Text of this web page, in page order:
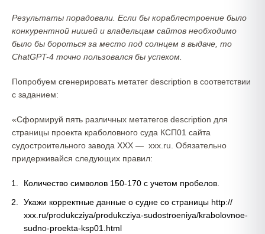
Результаты порадовали. Если бы кораблестроение было
конкурентной нишей и владельцам сайтов необходимо
было бы бороться за место под солнцем в выдаче, то
ChatGPT-4 точно пользовался бы успехом.
Попробуем сгенерировать метатег description в соответствии
с заданием:
«Сформируй пять различных метатегов description для
страницы проекта краболовного суда КСП01 сайта
судостроительного завода ХХХ — ххх.ru. Обязательно
придерживайся следующих правил:
Количество символов 150-170 с учетом пробелов.
Укажи корректные данные о судне со страницы http://
ххх.ru/produkcziya/produkcziya-sudostroeniya/krabolovnoe-
sudno-proekta-ksp01.html